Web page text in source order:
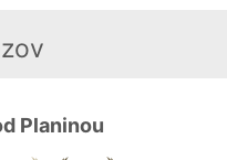
Planinou